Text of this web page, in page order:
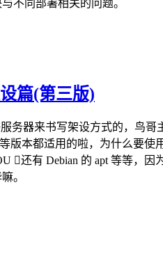
不同部署相关的问题。
篇(第三版)
务器来书写架设方式的，鸟哥
版本都适用的啦，为什么要
还有 Debian 的 apt 等等
。